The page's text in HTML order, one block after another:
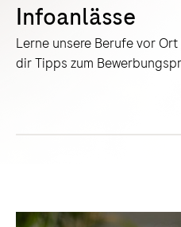
Infoanlässe
Lerne unsere Berufe vor
dir Tipps zum